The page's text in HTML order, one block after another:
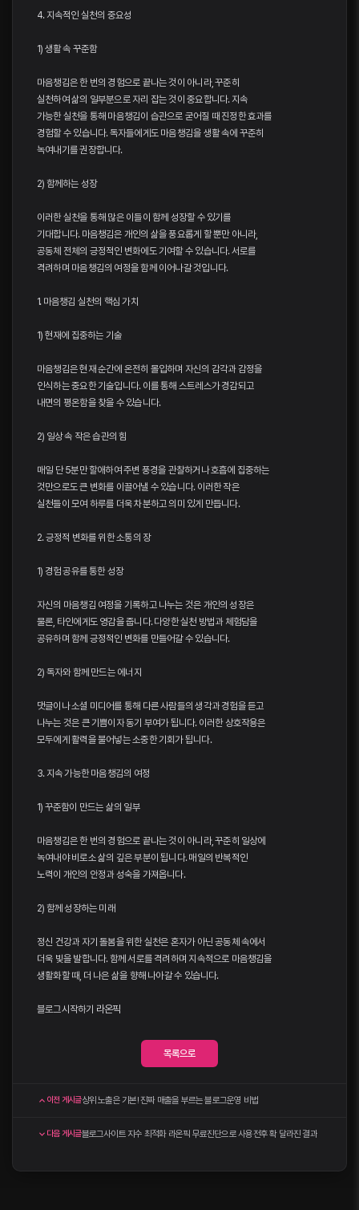
4. 지속적인 실천의 중요성
1) 생활 속 꾸준함
마음챙김은 한 번의 경험으로 끝나는 것이 아니라, 꾸준히
실천하여 삶의 일부분으로 자리 잡는 것이 중요합니다. 지속
가능한 실천을 통해 마음챙김이 습관으로 굳어질 때 진정한 효과를
경험할 수 있습니다. 독자들에게도 마음챙김을 생활 속에 꾸준히
녹여내기를 권장합니다.
2) 함께하는 성장
이러한 실천을 통해 많은 이들이 함께 성장할 수 있기를
기대합니다. 마음챙김은 개인의 삶을 풍요롭게 할 뿐만 아니라,
공동체 전체의 긍정적인 변화에도 기여할 수 있습니다. 서로를
격려하며 마음챙김의 여정을 함께 이어나갈 것입니다.
1. 마음챙김 실천의 핵심 가치
1) 현재에 집중하는 기술
마음챙김은 현재 순간에 온전히 몰입하며 자신의 감각과 감정을
인식하는 중요한 기술입니다. 이를 통해 스트레스가 경감되고
내면의 평온함을 찾을 수 있습니다.
2) 일상 속 작은 습관의 힘
매일 단 5분만 할애하여 주변 풍경을 관찰하거나 호흡에 집중하는
것만으로도 큰 변화를 이끌어낼 수 있습니다. 이러한 작은
실천들이 모여 하루를 더욱 차분하고 의미 있게 만듭니다.
2. 긍정적 변화를 위한 소통의 장
1) 경험 공유를 통한 성장
자신의 마음챙김 여정을 기록하고 나누는 것은 개인의 성장은
물론, 타인에게도 영감을 줍니다. 다양한 실천 방법과 체험담을
공유하며 함께 긍정적인 변화를 만들어갈 수 있습니다.
2) 독자와 함께 만드는 에너지
댓글이나 소셜 미디어를 통해 다른 사람들의 생각과 경험을 듣고
나누는 것은 큰 기쁨이자 동기 부여가 됩니다. 이러한 상호작용은
모두에게 활력을 불어넣는 소중한 기회가 됩니다.
3. 지속 가능한 마음챙김의 여정
1) 꾸준함이 만드는 삶의 일부
마음챙김은 한 번의 경험으로 끝나는 것이 아니라, 꾸준히 일상에
녹여내야 비로소 삶의 깊은 부분이 됩니다. 매일의 반복적인
노력이 개인의 안정과 성숙을 가져옵니다.
2) 함께 성장하는 미래
정신 건강과 자기 돌봄을 위한 실천은 혼자가 아닌 공동체 속에서
더욱 빛을 발합니다. 함께 서로를 격려하며 지속적으로 마음챙김을
생활화할 때, 더 나은 삶을 향해 나아갈 수 있습니다.
블로그시작하기 라온픽
목록으로
이전 게시글상위 노출은 기본! 진짜 매출을 부르는 블로그운영 비법
다음 게시글블로그사이트 지수 최적화 라온픽 무료진단으로 사용전후 확 달라진 결과